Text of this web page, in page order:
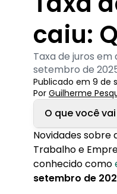
caiu:
Taxa de juros
setembro de
Publicado em 9 de
Por Guilherme
O que você
1. Queda na
1.1. O que é
1.2. Por que
Novidades sobre
Trabalho e
conhecido como
setembro de